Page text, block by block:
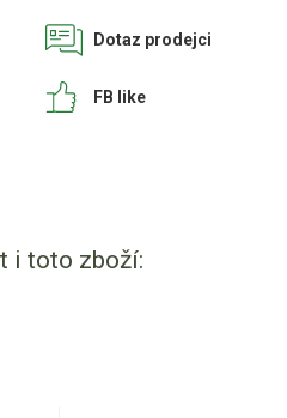
Dotaz prodejci
FB like
i toto zboží: